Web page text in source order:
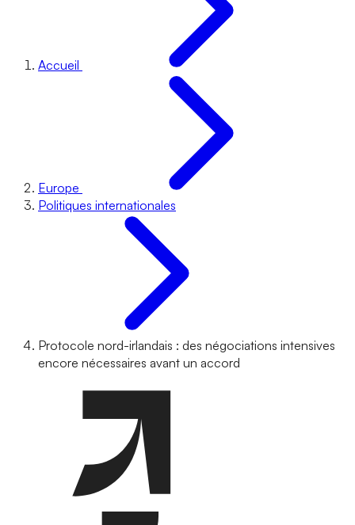
Accueil
Europe
Politiques internationales
Protocole nord-irlandais : des négociations intensives
encore nécessaires avant un accord